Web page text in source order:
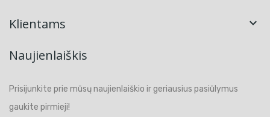
Klientams 
Naujienlaiškis
Prisijunkite prie mūsų naujienlaiškio ir geriausius pasiūlymus
gaukite pirmieji!